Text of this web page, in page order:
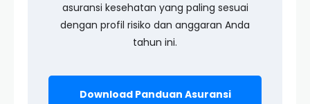
asuransi kesehatan yang paling sesuai
dengan profil risiko dan anggaran Anda
tahun ini.
Download Panduan Asuransi